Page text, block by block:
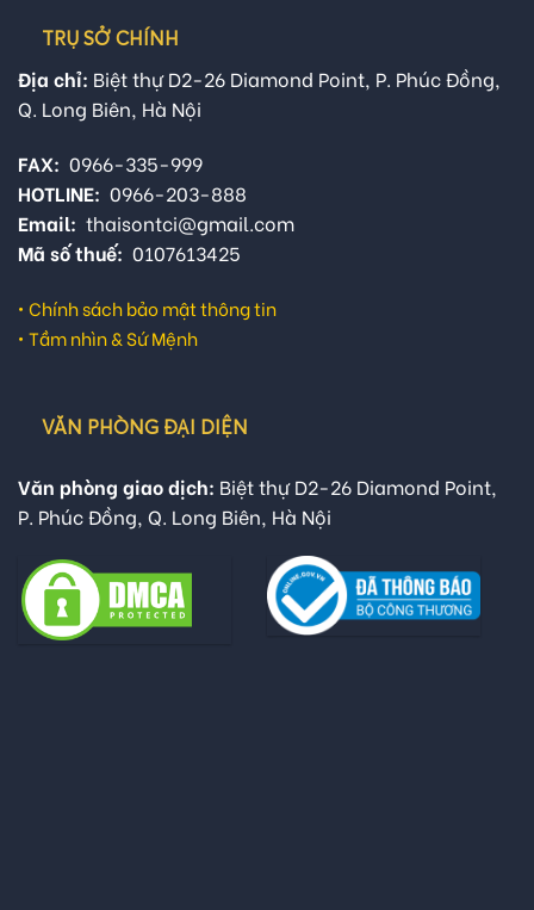
TRỤ SỞ CHÍNH
Địa chỉ: Biệt thự D2-26 Diamond Point, P. Phúc Đồng,
Q. Long Biên, Hà Nội
FAX: 0966-335-999
HOTLINE: 0966-203-888
Email: thaisontci@gmail.com
Mã số thuế: 0107613425
• Chính sách bảo mật thông tin
• Tầm nhìn & Sứ Mệnh
VĂN PHÒNG ĐẠI DIỆN
Văn phòng giao dịch: Biệt thự D2-26 Diamond Point,
P. Phúc Đồng, Q. Long Biên, Hà Nội